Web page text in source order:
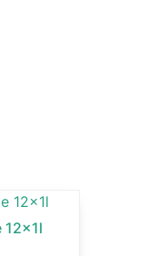
12x1l